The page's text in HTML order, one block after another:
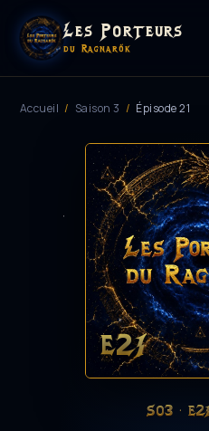
Les Porteurs
du Ragnarök
Accueil / Saison 3 / Épisode 21
E21
S03 ·